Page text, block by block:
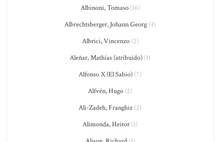
Albinoni, Tomaso(16)
Albrechtsberger, Johann Georg (4)
Albrici, Vincenzo(2)
Aleñar, Mathías (atribuido) (1)
Alfonso X (El Sabio) (7)
Alfvén, Hugo (2)
Ali-Zadeh, Franghiz (2)
Alimonda, Heitor (1)